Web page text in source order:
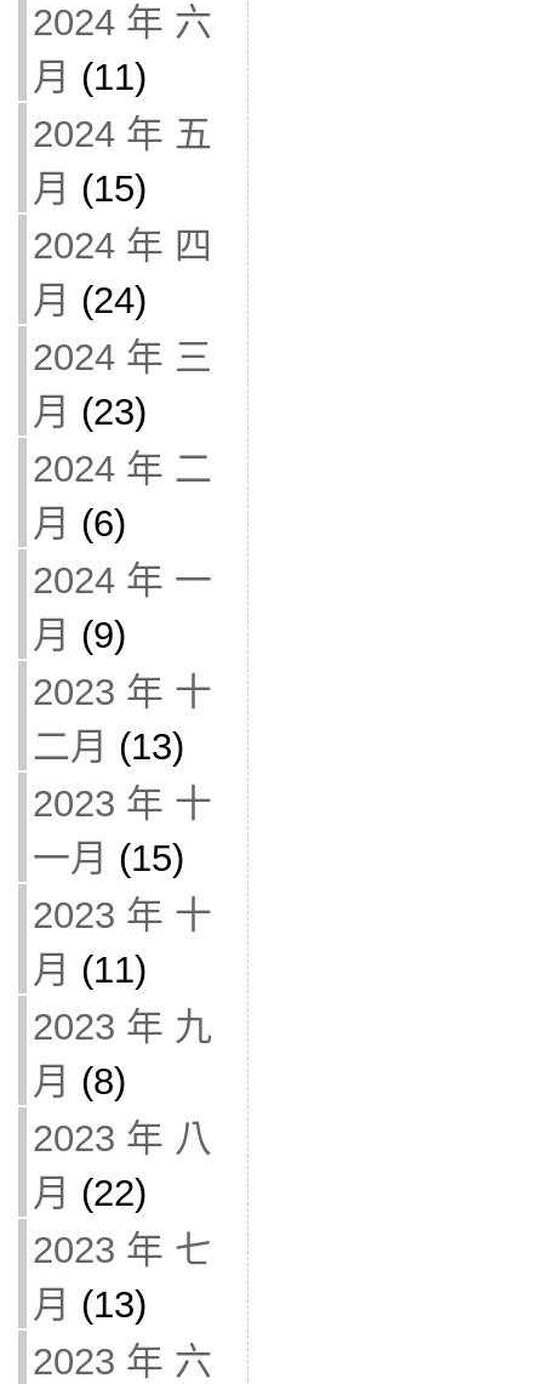
2024 年 六
月 (11)
2024 年 五
月 (15)
2024 年 四
月 (24)
2024 年 三
月 (23)
2024 年 二
月 (6)
2024 年 一
月 (9)
2023 年 十
二月 (13)
2023 年 十
一月 (15)
2023 年 十
月 (11)
2023 年 九
月 (8)
2023 年 八
月 (22)
2023 年 七
月 (13)
2023 年 六